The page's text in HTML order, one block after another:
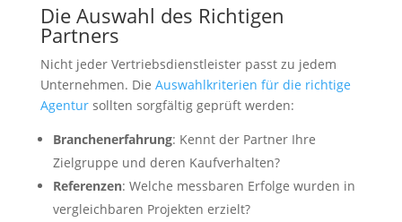
Die Auswahl des Richtigen
Partners
Nicht jeder Vertriebsdienstleister passt zu jedem
Unternehmen. Die Auswahlkriterien für die richtige
Agentursollten sorgfältig geprüft werden:
Branchenerfahrung: Kennt der Partner Ihre
Zielgruppe und deren Kaufverhalten?
Referenzen: Welche messbaren Erfolge wurden in
vergleichbaren Projekten erzielt?